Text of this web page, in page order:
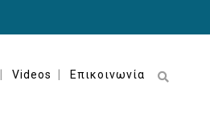
Videos Επικοινωνία